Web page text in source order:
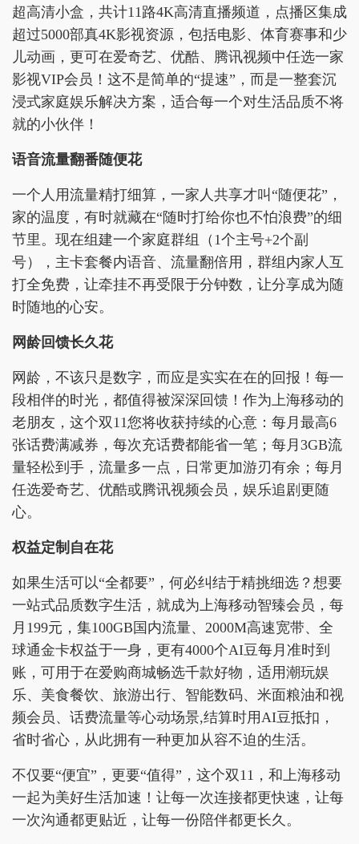
超高清小盒，共计11路4K高清直播频道，点播区集成
超过5000部真4K影视资源，包括电影、体育赛事和少
儿动画，更可在爱奇艺、优酷、腾讯视频中任选一家
影视VIP会员！这不是简单的“提速”，而是一整套沉
浸式家庭娱乐解决方案，适合每一个对生活品质不将
就的小伙伴！
语音流量翻番随便花
一个人用流量精打细算，一家人共享才叫“随便花”，
家的温度，有时就藏在“随时打给你也不怕浪费”的细
节里。现在组建一个家庭群组（1个主号+2个副
号），主卡套餐内语音、流量翻倍用，群组内家人互
打全免费，让牵挂不再受限于分钟数，让分享成为随
时随地的心安。
网龄回馈长久花
网龄，不该只是数字，而应是实实在在的回报！每一
段相伴的时光，都值得被深深回馈！作为上海移动的
老朋友，这个双11您将收获持续的心意：每月最高6
张话费满减券，每次充话费都能省一笔；每月3GB流
量轻松到手，流量多一点，日常更加游刃有余；每月
任选爱奇艺、优酷或腾讯视频会员，娱乐追剧更随
心。
权益定制自在花
如果生活可以“全都要”，何必纠结于精挑细选？想要
一站式品质数字生活，就成为上海移动智臻会员，每
月199元，集100GB国内流量、2000M高速宽带、全
球通金卡权益于一身，更有4000个AI豆每月准时到
账，可用于在爱购商城畅选千款好物，适用潮玩娱
乐、美食餐饮、旅游出行、智能数码、米面粮油和视
频会员、话费流量等心动场景,结算时用AI豆抵扣，
省时省心，从此拥有一种更加从容不迫的生活。
不仅要“便宜”，更要“值得”，这个双11，和上海移动
一起为美好生活加速！让每一次连接都更快速，让每
一次沟通都更贴近，让每一份陪伴都更长久。